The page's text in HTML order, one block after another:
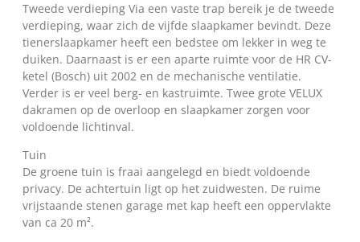
Tweede verdieping Via een vaste trap bereik je de tweede
verdieping, waar zich de vijfde slaapkamer bevindt. Deze
tienerslaapkamer heeft een bedstee om lekker in weg te
duiken. Daarnaast is er een aparte ruimte voor de HR CV-
ketel (Bosch) uit 2002 en de mechanische ventilatie.
Verder is er veel berg- en kastruimte. Twee grote VELUX
dakramen op de overloop en slaapkamer zorgen voor
voldoende lichtinval.
Tuin
De groene tuin is fraai aangelegd en biedt voldoende
privacy. De achtertuin ligt op het zuidwesten. De ruime
vrijstaande stenen garage met kap heeft een oppervlakte
van ca 20 m².